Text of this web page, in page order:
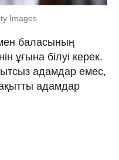
Images
баласының
ұғына білуі керек.
адамдар емес,
адамдар